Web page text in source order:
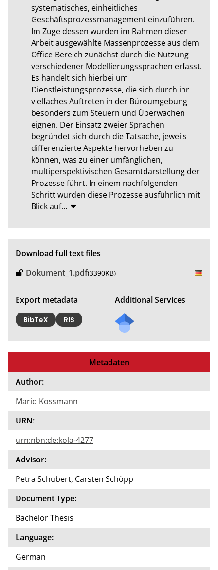
systematisches, einheitliches
Geschäftsprozessmanagement einzuführen.
Im Zuge dessen wurden im Rahmen dieser
Arbeit ausgewählte Massenprozesse aus dem
Office-Bereich zunächst durch die Nutzung
verschiedener Modellierungssprachen erfasst.
Es handelt sich hierbei um
Dienstleistungsprozesse, die sich durch ihr
vielfaches Auftreten in der Büroumgebung
besonders zum Steuern und Überwachen
eignen. Der Einsatz zweier Sprachen
begründet sich durch die Tatsache, jeweils
differenzierte Aspekte hervorheben zu
können, was zu einer umfänglichen,
multiperspektivischen Gesamtdarstellung der
Prozesse führt. In einem nachfolgenden
Schritt wurden diese Prozesse ausführlich mit
Blick auf…
Download full text files
Dokument_1.pdf(3390KB)
Export metadata
BibTeX RIS
Additional Services
Metadaten
Author:
Mario Kossmann
URN:
urn:nbn:de:kola-4277
Advisor:
Petra Schubert, Carsten Schöpp
Document Type:
Bachelor Thesis
Language:
German